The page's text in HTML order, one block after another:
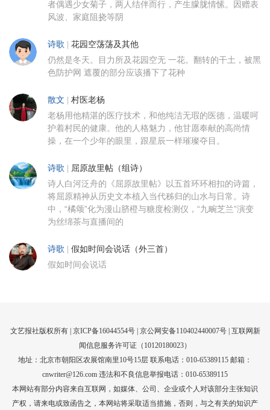
者偶遇少女菊子，两人结伴而行，产生朦胧情愫。因赠表
风波、家庭阻挠等阴
诗歌 花园空荡荡及其他
仍然是冬天。目力所及花园空无 一花。翻转的干土，被黑
色防护网 遮覆的部分应该播下了花种
散文 村医老杨
老杨用他精湛的医疗技术，和他纯洁无瑕的医德，温暖呵
护着村民的健康。他的人格魅力，他甘愿奉献的高尚情
操，在一个少年的眼里，跟星辰一样璀璨夺目。
诗歌 屈原故里帖（组诗）
诗人白河泛舟的《屈原故里帖》以五首环环相扣的诗篇，
将屈原精神从历史文本植入当代秭归的山水与日常。诗
中，“橘颂”化为漫山脐橙与糖度检测仪，“九畹芝兰”演变
为丝绵茶与直播间的
诗歌 假如时间会说话（外三首）
假如时间会说话
文艺报社版权所有 | 京ICP备16044554号| 京公网安备110402440007号 | 互联网新
闻信息服务许可证（10120180023）
地址：北京市朝阳区农展馆南里10号15层 联系电话：010-65389115 邮箱：
cnwriter@126.com 违法和不良信息举报电话：010-65389115
本网站有部分内容来自互联网，如媒体、公司、企业或个人对该部分主张知识
产权，请来电或致函告之，本网站将采取适当措施，否则，与之有关的知识产